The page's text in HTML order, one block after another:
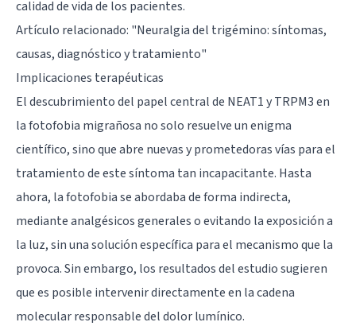
calidad de vida de los pacientes.
Artículo relacionado: "Neuralgia del trigémino: síntomas,
causas, diagnóstico y tratamiento"
Implicaciones terapéuticas
El descubrimiento del papel central de NEAT1 y TRPM3 en
la fotofobia migrañosa no solo resuelve un enigma
científico, sino que abre nuevas y prometedoras vías para el
tratamiento de este síntoma tan incapacitante. Hasta
ahora, la fotofobia se abordaba de forma indirecta,
mediante analgésicos generales o evitando la exposición a
la luz, sin una solución específica para el mecanismo que la
provoca. Sin embargo, los resultados del estudio sugieren
que es posible intervenir directamente en la cadena
molecular responsable del dolor lumínico.